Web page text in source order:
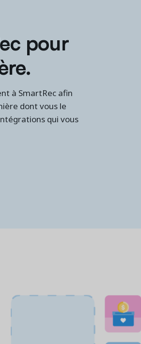
pour
à SmartRec afin
dont vous le
qui vous